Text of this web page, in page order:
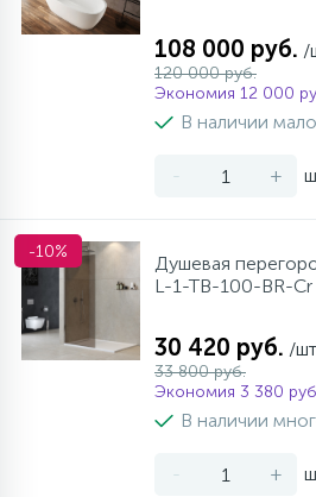
108 000 руб. /
120 000 руб.
Экономия 12 000
В наличии мало
- +
-10%
Душевая
L-1-TB-100-BR-Cr
30 420 руб. /шт
33 800 руб.
Экономия 3 380
В наличии
- +